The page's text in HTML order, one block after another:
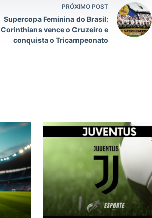
PRÓXIMO POST
Supercopa Feminina do Brasil:
Corinthians vence o Cruzeiro e
conquista o Tricampeonato